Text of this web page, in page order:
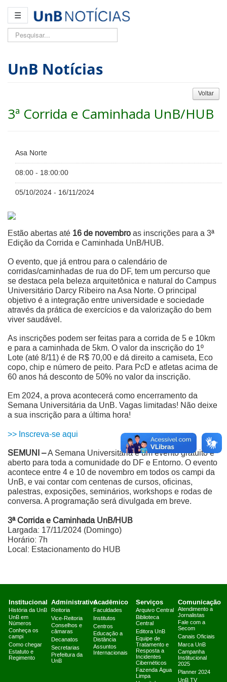
☰
Pesquisar...
UnB Notícias
Voltar
3ª Corrida e Caminhada UnB/HUB
Asa Norte
08:00 - 18:00:00
05/10/2024 - 16/11/2024
Estão abertas até 16 de novembro as inscrições para a 3ª
Edição da Corrida e Caminhada UnB/HUB.
O evento, que já entrou para o calendário de
corridas/caminhadas de rua do DF, tem um percurso que
se destaca pela beleza arquitetônica e natural do Campus
Universitário Darcy Ribeiro na Asa Norte. O principal
objetivo é a integração entre universidade e sociedade
através da prática de exercícios e da valorização do bem
viver saudável.
As inscrições podem ser feitas para a corrida de 5 e 10km
e para a caminhada de 5km. O valor da inscrição do 1º
Lote (até 8/11) é de R$ 70,00 e dá direito a camiseta, Eco
copo, chip e número de peito. Para PcD e atletas acima de
60 anos há desconto de 50% no valor da inscrição.
Em 2024, a prova acontecerá como encerramento da
Semana Universitária da UnB. Vagas limitadas! Não deixe
a sua inscrição para a última hora!
>> Inscreva-se aqui
SEMUNI –A Semana Universitária é um evento gratuito e
aberto para toda a comunidade do DF e Entorno. O evento
acontece entre 4 e 10 de novembro em todos os campi da
UnB, e vai contar com centenas de cursos, oficinas,
palestras, exposições, seminários, workshops e rodas de
conversa. A programação será divulgada em breve.
3ª Corrida e Caminhada UnB/HUB
Largada: 17/11/2024 (Domingo)
Horário: 7h
Local: Estacionamento do HUB
Institucional
História da UnB
UnB em
Números
Conheça os
campi
Como chegar
Estatuto e
Regimento
Administrativo
Reitoria
Vice-Reitoria
Conselhos e
câmaras
Decanatos
Secretarias
Prefeitura da
UnB
Acadêmico
Faculdades
Institutos
Centros
Educação a
Distância
Assuntos
Internacionais
Serviços
Arquivo Central
Biblioteca
Central
Editora UnB
Equipe de
Tratamento e
Resposta a
Incidentes
Cibernéticos
Fazenda Água
Limpa
Comunicação
Atendimento a
Jornalistas
Fale com a
Secom
Canais Oficiais
Marca UnB
Campanha
Institucional
2025
Planner 2024
UnB TV